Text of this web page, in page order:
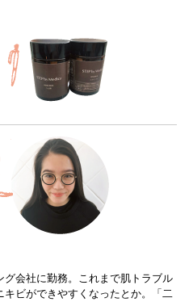
会社に勤務。これまで肌トラブル
キビができやすくなったとか。「二